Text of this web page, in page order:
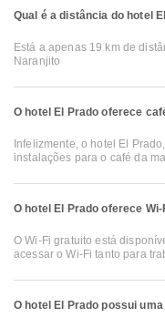
Qual é a distância do hotel
Está a apenas 19 km de
Naranjito
O hotel El Prado oferece
Infelizmente, o hotel El
instalações para o café da
O hotel El Prado oferece Wi-
O Wi-Fi gratuito está
acessar o Wi-Fi tanto para
O hotel El Prado possui